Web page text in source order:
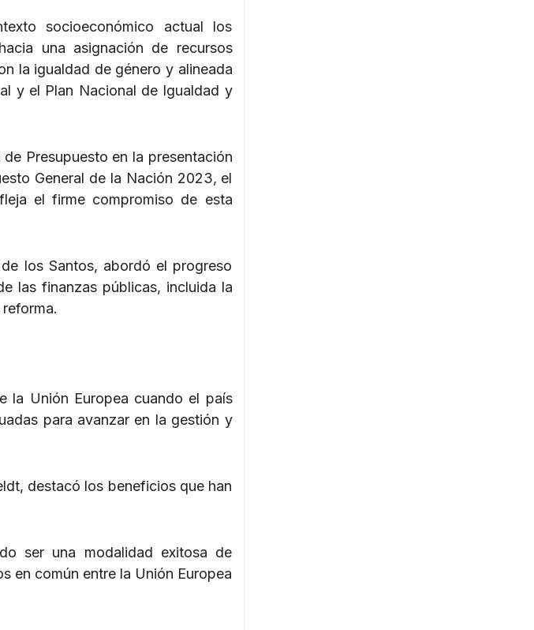
socioeconómico actual los
una asignación de recursos
la igualdad de género y alineada
y el Plan Nacional de Igualdad y
Presupuesto en la presentación
General de la Nación 2023, el
el firme compromiso de esta
los Santos, abordó el progreso
las finanzas públicas, incluida la
la Unión Europea cuando el país
para avanzar en la gestión y
destacó los beneficios que han
ser una modalidad exitosa de
en común entre la Unión Europea